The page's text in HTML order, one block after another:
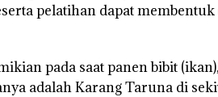
pelatihan dapat
pada saat panen bibit
adalah Karang Taruna di